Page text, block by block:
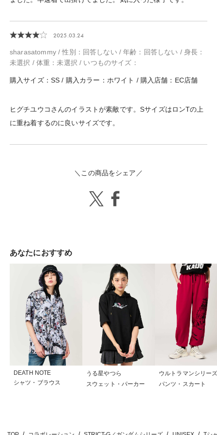
2025.03.24
sharasatommy / 性別：回答しない / 年齢：回答しない / 身長：
未選択 / 体重：未選択 / いつものサイズ：
購入サイズ：SS / 購入カラー：ホワイト / 購入店舗：EC店舗
ヒグチユウコさんのイラストが素敵です。SサイズはロンTの上
に重ね着するのに良いサイズです。
＼この商品をシェア／
あなたにおすすめ
DEATH NOTE
シャツ・ブラウス
うる星やつら
スウェット・パーカー
ウルトラマンシリー
パンツ・スカート